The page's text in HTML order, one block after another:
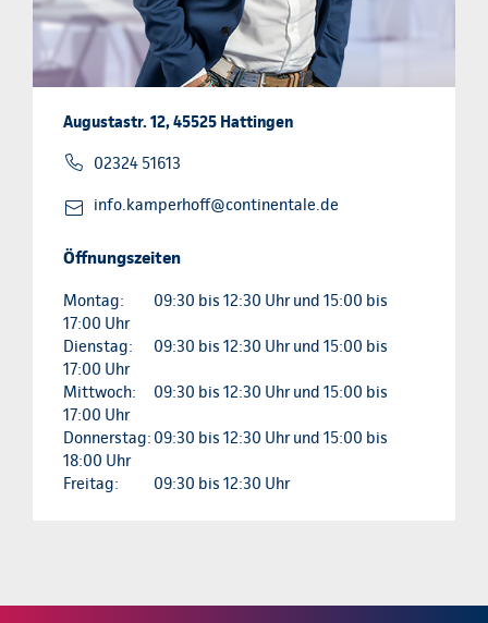
Augustastr. 12, 45525 Hattingen
02324 51613
info.kamperhoff@continentale.de
Öffnungszeiten
Montag:
09:30 bis 12:30 Uhr und 15:00 bis
17:00 Uhr
Dienstag:
09:30 bis 12:30 Uhr und 15:00 bis
17:00 Uhr
Mittwoch:
09:30 bis 12:30 Uhr und 15:00 bis
17:00 Uhr
Donnerstag: 09:30 bis 12:30 Uhr und 15:00 bis
18:00 Uhr
Freitag:
09:30 bis 12:30 Uhr